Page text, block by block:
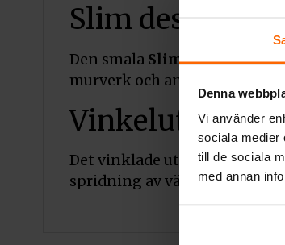
Denna
Vi använder
sociala medier
till de sociala
med annan
Slim design för
Den smala Slim-designen
murverk och andra
Det vinklade utförandet gör
spridning av värmen från